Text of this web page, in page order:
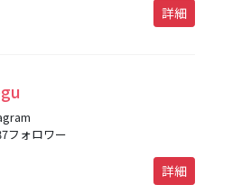
詳細
フォロワー
詳細